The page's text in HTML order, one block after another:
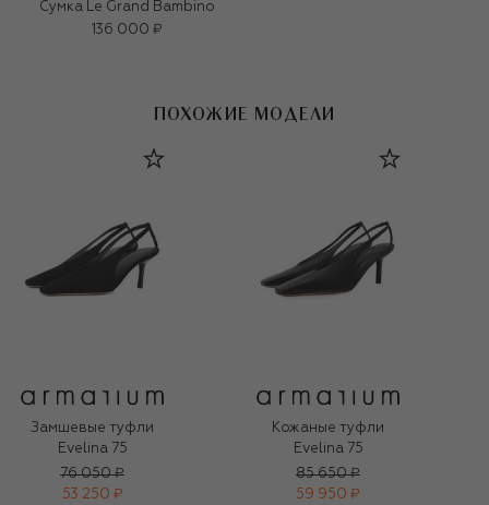
Сумка Le Grand Bambino
136 000 ₽
ПОХОЖИЕ МОДЕЛИ
Замшевые туфли
Evelina 75
76 050 ₽
53 250 ₽
Кожаные туфли
Evelina 75
85 650 ₽
59 950 ₽